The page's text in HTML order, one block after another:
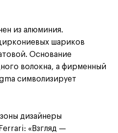
из алюминия.
шариков
Основание
волокна, а фирменный
символизирует
дизайнеры
«Взгляд —